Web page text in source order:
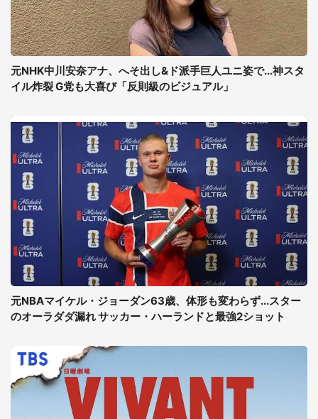
元NHK中川安奈アナ、へそ出し&ド派手巨人ユニ姿で...神スタ
イル炸裂 G党も大喜び「反則級のビジュアル」
元NBAマイケル・ジョーダン63歳、体形も変わらず...スター
のオーラダダ漏れ サッカー・ハーランドと最強2ショット